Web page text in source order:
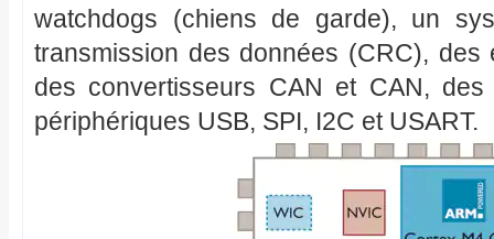
watchdogs (chiens de garde), un
transmission des données (CRC),
des convertisseurs CAN et CAN,
périphériques USB, SPI, I2C et USART.